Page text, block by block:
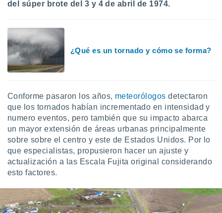
como
este sitio
IP
de
traten tus
a lo que
Para
del súper brote del 3 y 4 de abril de 1974.
¿Qué es un tornado y cómo se forma?
Conforme pasaron los años, meteorólogos detectaron
que los tornados habían incrementado en intensidad y
numero eventos, pero también que su impacto abarca
un mayor extensión de áreas urbanas principalmente
sobre sobre el centro y este de Estados Unidos. Por lo
que especialistas, propusieron hacer un ajuste y
actualización a las Escala Fujita original considerando
esto factores.